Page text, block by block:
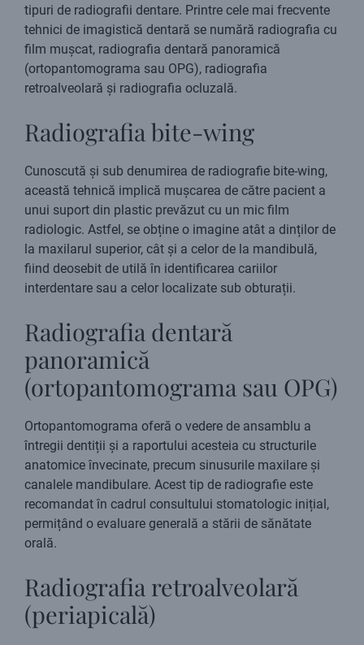
tipuri de radiografii dentare. Printre cele mai frecvente
tehnici de imagistică dentară se numără radiografia cu
film mușcat, radiografia dentară panoramică
(ortopantomograma sau OPG), radiografia
retroalveolară și radiografia ocluzală.
Radiografia bite-wing
Cunoscută și sub denumirea de radiografie bite-wing,
această tehnică implică mușcarea de către pacient a
unui suport din plastic prevăzut cu un mic film
radiologic. Astfel, se obține o imagine atât a dinților de
la maxilarul superior, cât și a celor de la mandibulă,
fiind deosebit de utilă în identificarea cariilor
interdentare sau a celor localizate sub obturații.
Radiografia dentară
panoramică
(ortopantomograma sau OPG)
Ortopantomograma oferă o vedere de ansamblu a
întregii dentiții și a raportului acesteia cu structurile
anatomice învecinate, precum sinusurile maxilare și
canalele mandibulare. Acest tip de radiografie este
recomandat în cadrul consultului stomatologic inițial,
permițând o evaluare generală a stării de sănătate
orală.
Radiografia retroalveolară
(periapicală)